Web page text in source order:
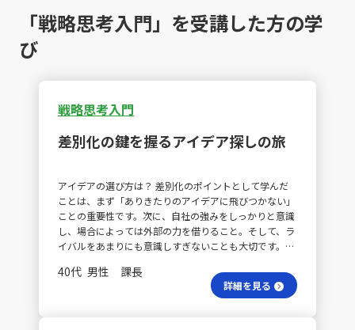
「戦略思考入門」を受講した方の学
び
戦略思考入門
差別化の鍵を握るアイデア探しの旅
アイデアの選び方は？ 差別化のポイントとして学んだ
ことは、まず「ありきたりのアイデアに飛びつかない」
ことの重要性です。次に、自社の強みをしっかりと意識
し、場合によっては外部の力を借りること。そして、ラ
イバルをあまりにも意識しすぎないことも大切です。こ
いても学ぶことができました。 他業界のアイデアはど
う活かす？ 他の業界から差別化のアイデアを取り入れ
40代 男性 課長
詳細を見る